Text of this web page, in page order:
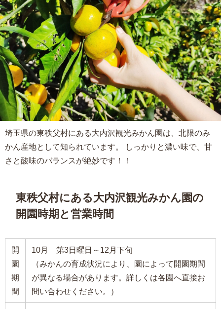
埼玉県の東秩父村にある大内沢観光みかん園は、北限のみ
かん産地として知られています。 しっかりと濃い味で、甘
さと酸味のバランスが絶妙です！！
東秩父村にある大内沢観光みかん園の
開園時期と営業時間
開
園
期
間
10月 第3日曜日～12月下旬
（みかんの育成状況により、園によって開園期間
が異なる場合があります。詳しくは各園へ直接お
問い合わせください。）